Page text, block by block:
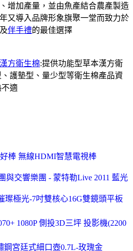
增加產量，並由魚產結合農產製造
又導入品牌形象旗聚一堂而致力於
及伴手禮的最佳選擇
漢方衛生棉:提供功能型草本漢方衛
護墊型、量少型等衛生棉產品資
適
棒 無線HDMI智慧電視棒
與交響樂團 - 蒙特勒Live 2011 藍光
璨極光-7吋雙核心16G雙鏡頭平板
1080P 側投3D三坪 投影機(2200
鋼宮廷式細口壺0.7L-玫瑰金